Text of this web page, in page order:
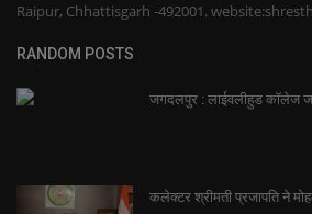
Raipur, Chhattisgarh -492001.
RANDOM POSTS
जगदलपुर : लाईवलीहुड कॉलेज
कलेक्टर श्रीमती प्रजापति ने